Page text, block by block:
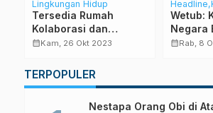
Lingkungan Hidup
Tersedia Rumah
Kolaborasi dan
Konsultasi Iklim
calendar_monthKam, 26 Okt 2023
Headline
Wetub:
Negara
Suara
calendar_monthRab, 8
TERPOPULER
Nestapa Orang Obi di